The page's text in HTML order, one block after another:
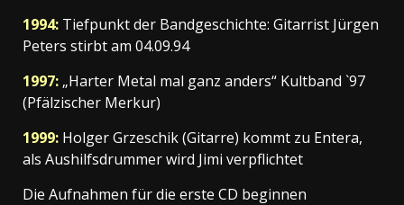
1994: Tiefpunkt der Bandgeschichte: Gitarrist Jürgen
Peters stirbt am 04.09.94
1997: „Harter Metal mal ganz anders“ Kultband `97
(Pfälzischer Merkur)
1999: Holger Grzeschik (Gitarre) kommt zu Entera,
als Aushilfsdrummer wird Jimi verpflichtet
Die Aufnahmen für die erste CD beginnen